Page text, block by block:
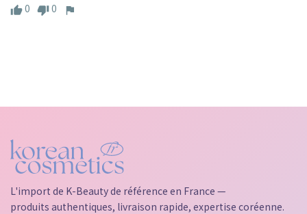
0
0
L'import de K-Beauty de référence en France —
produits authentiques, livraison rapide, expertise coréenne.